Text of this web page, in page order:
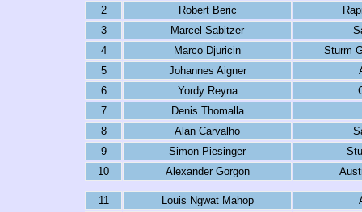
2
Robert Beric
3
Marcel Sabitzer
4
Marco Djuricin
Sturm
5
Johannes Aigner
6
Yordy Reyna
7
Denis Thomalla
8
Alan Carvalho
9
Simon Piesinger
10
Alexander Gorgon
11 Louis Ngwat Mahop